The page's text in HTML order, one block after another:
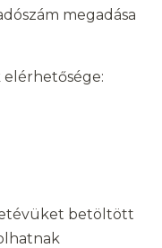
megadása
elérhetősége:
betöltött